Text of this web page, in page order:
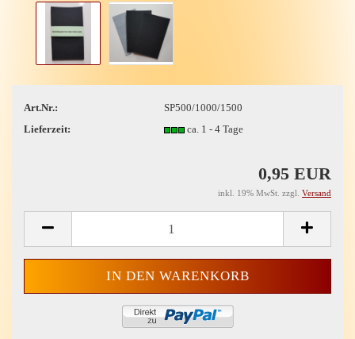
Art.Nr.:
SP500/1000/1500
Lieferzeit:
ca. 1 - 4 Tage
0,95 EUR
inkl. 19% MwSt. zzgl. Versand